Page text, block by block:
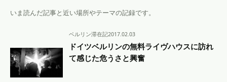
いま読んだ記事と近い場所やテーマの記録です。
ベルリン滞在記2017.02.03
ドイツベルリンの無料ライヴハウスに訪れ
て感じた危うさと興奮